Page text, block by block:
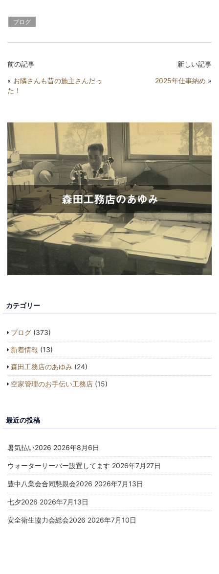
ブログ
前の記事
« お隣さんも昔の施主さんだっ
た！
新しい記事
2025年仕事納め »
カテゴリー
ブログ (373)
新着情報 (13)
森田工務店のあゆみ (24)
空家管理のお手伝い工務店 (15)
最近の投稿
暑気払い2026 2026年8月6日
ウォーターサーバー設置してます 2026年7月27日
豊中八業会合同懇親会2026 2026年7月13日
七夕2026 2026年7月13日
安全衛生協力会総会2026 2026年7月10日